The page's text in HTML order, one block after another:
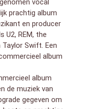
prachtig album
en producer
U2, REM, the
Taylor Swift. Een
album
album
de muziek van
gegeven om